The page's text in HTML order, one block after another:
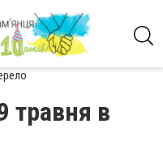
травня в